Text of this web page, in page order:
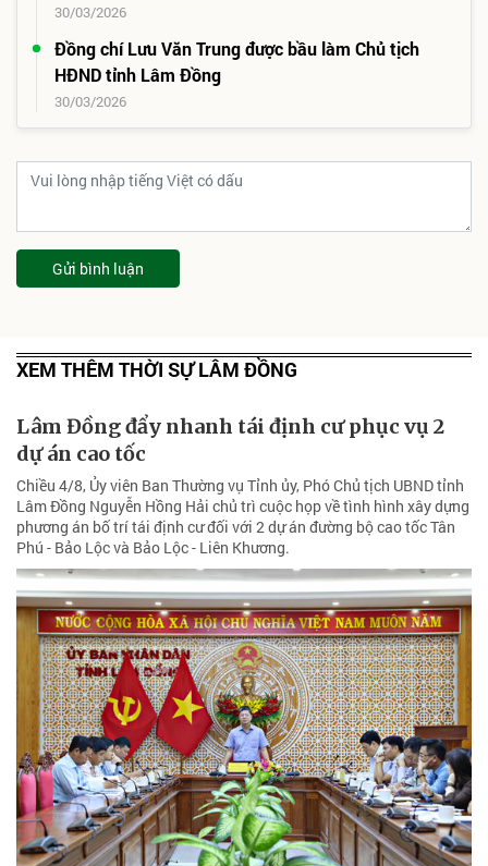
30/03/2026
Đồng chí Lưu Văn Trung được bầu làm Chủ tịch
HĐND tỉnh Lâm Đồng
30/03/2026
Gửi bình luận
XEM THÊM THỜI SỰ LÂM ĐỒNG
Lâm Đồng đẩy nhanh tái định cư phục vụ 2
dự án cao tốc
Chiều 4/8, Ủy viên Ban Thường vụ Tỉnh ủy, Phó Chủ tịch UBND tỉnh
Lâm Đồng Nguyễn Hồng Hải chủ trì cuộc họp về tình hình xây dựng
phương án bố trí tái định cư đối với 2 dự án đường bộ cao tốc Tân
Phú - Bảo Lộc và Bảo Lộc - Liên Khương.